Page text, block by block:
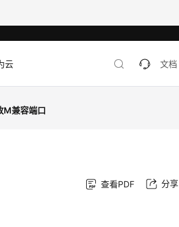
云 文档
M兼容端口
查看PDF 分享